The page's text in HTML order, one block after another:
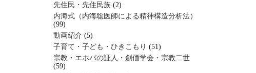
先住民・先住民族 (2)
内海式（内海聡医師による精神構造分析法）
(99)
動画紹介 (5)
子育て・子ども・ひきこもり (51)
宗教・エホバの証人・創価学会・宗教二世
(59)